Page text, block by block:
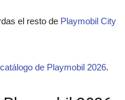
el resto de Playmobil City
catálogo de Playmobil 2026.